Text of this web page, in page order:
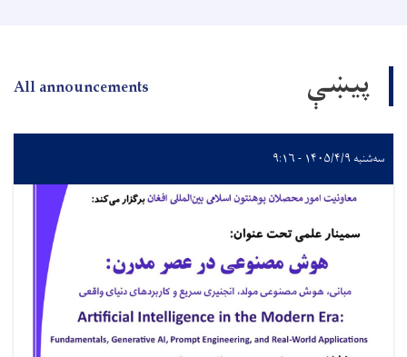
پیښې All announcements
سه‌شنبه ۱۴۰۵/۴/۹ - ۹:۱۶